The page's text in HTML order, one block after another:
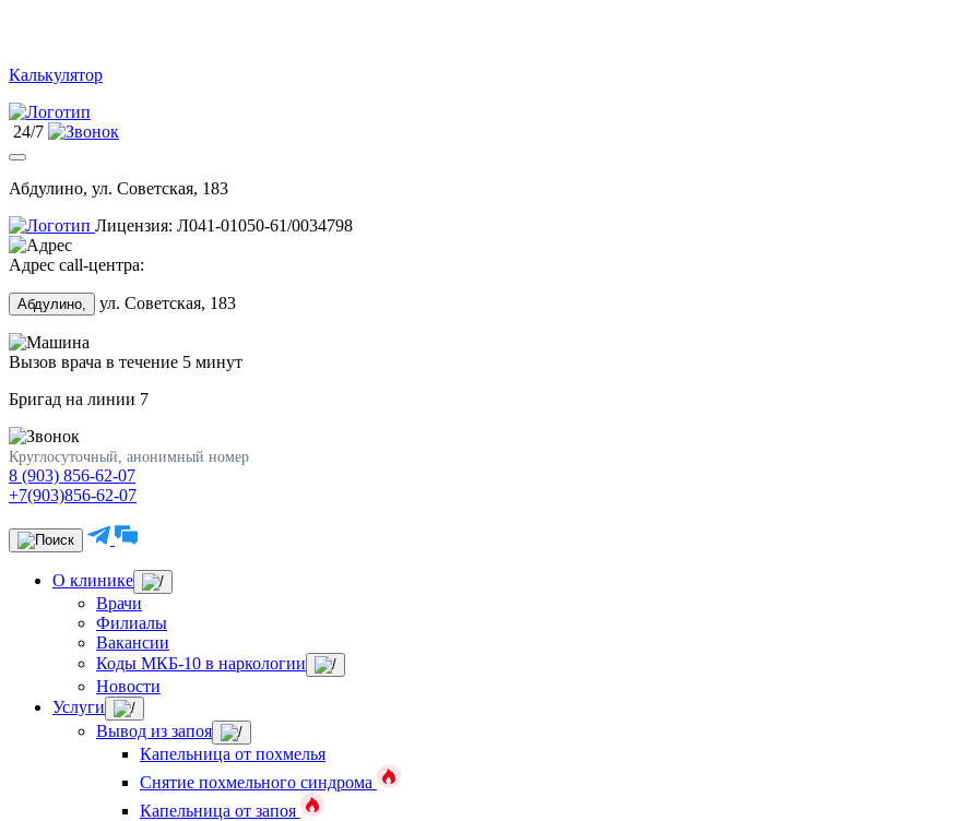
Калькулятор
24/7
Абдулино, ул. Советская, 183
Лицензия: Л041-01050-61/0034798
Адрес call-центра:
Абдулино, ул. Советская, 183
Вызов врача в течение 5 минут
Бригад на линии 7
Круглосуточный, анонимный номер
8 (903) 856-62-07
+7(903)856-62-07
О клинике
Врачи
Филиалы
Вакансии
Коды МКБ-10 в наркологии
Новости
Услуги
Вывод из запоя
Капельница от похмелья
Снятие похмельного синдрома
Капельница от запоя